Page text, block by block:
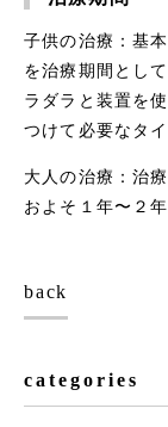
子供の治療：基
を治療期間とし
ラダラと装置を
つけて必要なタ
大人の治療：治
およそ１年〜２
back
categories